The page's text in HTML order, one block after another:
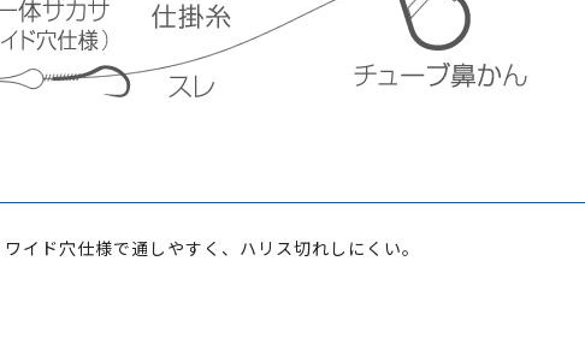
イド穴仕様で通しやすく、ハリス切れしにくい。